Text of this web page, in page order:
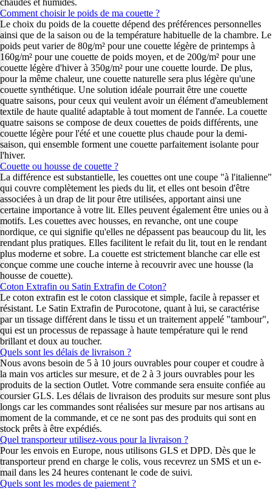
Comment choisir le poids de ma couette ?
Le choix du poids de la couette dépend des préférences personnelles
ainsi que de la saison ou de la température habituelle de la chambre. Le
poids peut varier de 80g/m² pour une couette légère de printemps à
160g/m² pour une couette de poids moyen, et de 200g/m² pour une
couette légère d'hiver à 350g/m² pour une couette lourde. De plus,
pour la même chaleur, une couette naturelle sera plus légère qu'une
couette synthétique. Une solution idéale pourrait être une couette
quatre saisons, pour ceux qui veulent avoir un élément d'ameublement
textile de haute qualité adaptable à tout moment de l'année. La couette
quatre saisons se compose de deux couettes de poids différents, une
couette légère pour l'été et une couette plus chaude pour la demi-
saison, qui ensemble forment une couette parfaitement isolante pour
l'hiver.
Couette ou housse de couette ?
La différence est substantielle, les couettes ont une coupe "à l'italienne"
qui couvre complètement les pieds du lit, et elles ont besoin d'être
associées à un drap de lit pour être utilisées, apportant ainsi une
certaine importance à votre lit. Elles peuvent également être unies ou à
motifs. Les couettes avec housses, en revanche, ont une coupe
nordique, ce qui signifie qu'elles ne dépassent pas beaucoup du lit, les
rendant plus pratiques. Elles facilitent le refait du lit, tout en le rendant
plus moderne et sobre. La couette est strictement blanche car elle est
conçue comme une couche interne à recouvrir avec une housse (la
housse de couette).
Coton Extrafin ou Satin Extrafin de Coton?
Le coton extrafin est le coton classique et simple, facile à repasser et
résistant. Le Satin Extrafin de Purocotone, quant à lui, se caractérise
par un tissage différent dans le tissu et un traitement appelé "tambour",
qui est un processus de repassage à haute température qui le rend
brillant et doux au toucher.
Quels sont les délais de livraison ?
Nous avons besoin de 5 à 10 jours ouvrables pour couper et coudre à
la main vos articles sur mesure, et de 2 à 3 jours ouvrables pour les
produits de la section Outlet. Votre commande sera ensuite confiée au
coursier GLS. Les délais de livraison des produits sur mesure sont plus
longs car les commandes sont réalisées sur mesure par nos artisans au
moment de la commande, et ce ne sont pas des produits qui sont en
stock prêts à être expédiés.
Quel transporteur utilisez-vous pour la livraison ?
Pour les envois en Europe, nous utilisons GLS et DPD. Dès que le
transporteur prend en charge le colis, vous recevrez un SMS et un e-
mail dans les 24 heures contenant le code de suivi.
Quels sont les modes de paiement ?